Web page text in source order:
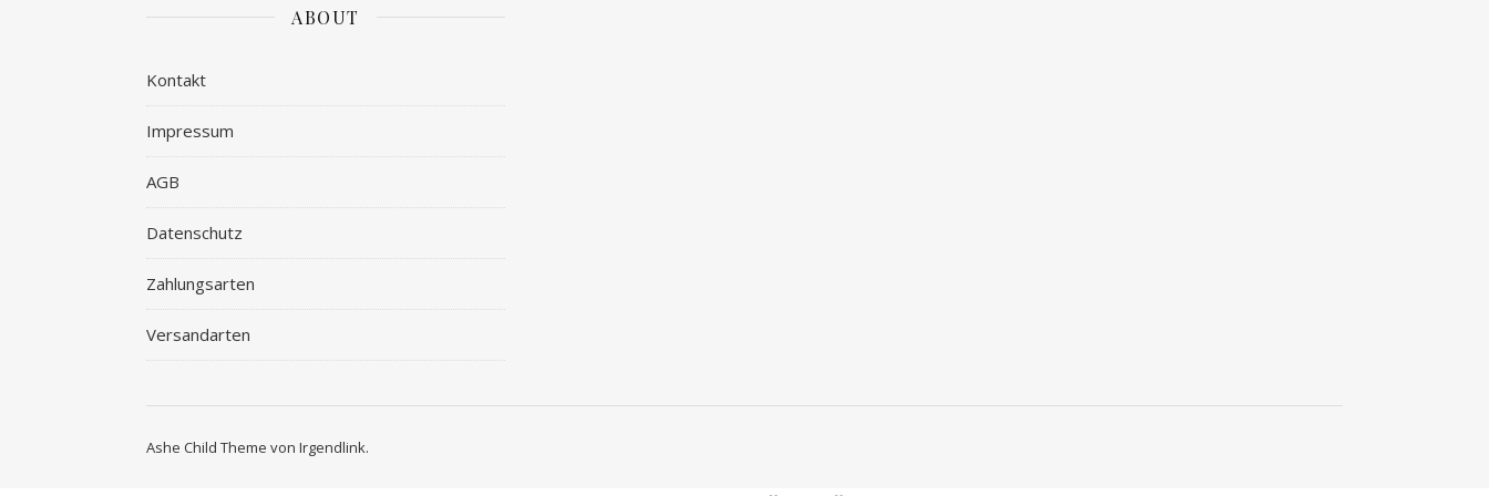
ABOUT
Kontakt
Impressum
AGB
Datenschutz
Zahlungsarten
Versandarten
Ashe Child Theme von Irgendlink.